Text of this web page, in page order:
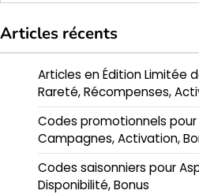
Articles récents
Articles en Édition Limitée
Rareté, Récompenses,
Codes promotionnels pour
Campagnes, Activation,
Codes saisonniers pour
Disponibilité, Bonus